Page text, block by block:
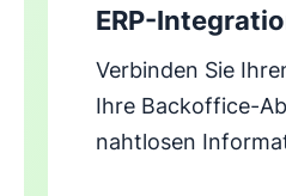
ERP-
Verbinden Sie
Ihre Backoffice-
nahtlosen